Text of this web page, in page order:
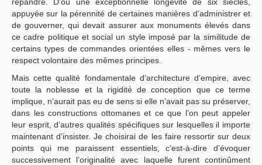
appuyée sur la pérennité de certaines manières d’administrer et
de gouverner, qui devait assurer aux monuments élevés dans
ce cadre politique et social un style imposé par la similitude de
certains types de commandes orientées elles - mêmes vers le
respect volontaire des mêmes principes.
Mais cette qualité fondamentale d’architecture d’empire, avec
toute la noblesse et la rigidité de conception que ce terme
implique, n’aurait pas eu de sens si elle n’avait pas su préserver,
dans les constructions ottomanes et ce que l’on peut appeler
leur esprit, d’autres qualités spécifiques sur lesquelles il importe
maintenant d’insister. Je choisirai de les faire ressortir sur deux
points qui me paraissent essentiels, c’est-à-dire d’évoquer
successivement l’originalité avec laquelle furent continûment